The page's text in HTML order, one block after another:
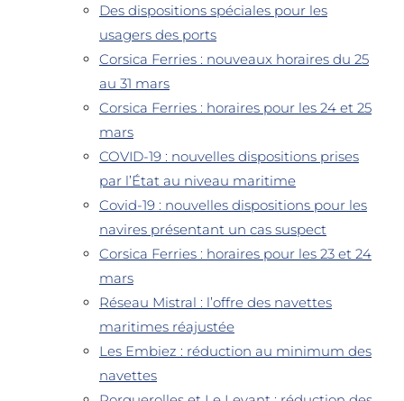
Des dispositions spéciales pour les
usagers des ports
Corsica Ferries : nouveaux horaires du 25
au 31 mars
Corsica Ferries : horaires pour les 24 et 25
mars
COVID-19 : nouvelles dispositions prises
par l’État au niveau maritime
Covid-19 : nouvelles dispositions pour les
navires présentant un cas suspect
Corsica Ferries : horaires pour les 23 et 24
mars
Réseau Mistral : l’offre des navettes
maritimes réajustée
Les Embiez : réduction au minimum des
navettes